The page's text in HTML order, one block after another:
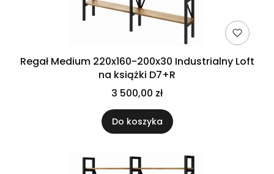
Regał Medium 220x160-200x30 Industrialny Loft
na książki D7+R
3 500,00 zł
Do koszyka